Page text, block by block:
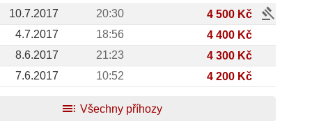
10.7.2017
20:30 4 500 Kč gavel
4.7.2017 18:56
4 400 Kč
8.6.2017
21:23
4 300 Kč
7.6.2017
10:52 4 200 Kč
toc Všechny příhozy